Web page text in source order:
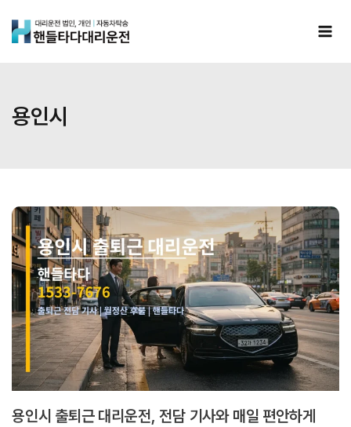
용인시
용인시 출퇴근 대리운전, 전담 기사와 매일 편안하게